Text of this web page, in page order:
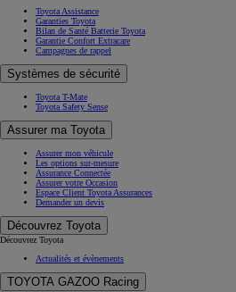
Toyota Assistance
Garanties Toyota
Bilan de Santé Batterie Toyota
Garantie Confort Extracare
Campagnes de rappel
Systèmes de sécurité
Toyota T-Mate
Toyota Safety Sense
Assurer ma Toyota
Assurer mon véhicule
Les options sur-mesure
Assurance Connectée
Assurer votre Occasion
Espace Client Toyota Assurances
Demander un devis
Découvrez Toyota
Découvrez Toyota
Actualités et évènements
TOYOTA GAZOO Racing